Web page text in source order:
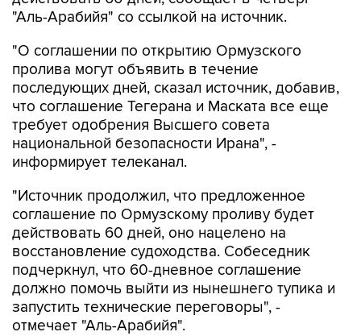
"Аль-Арабийя" со ссылкой на источник.
"О соглашении по открытию Ормузского
пролива могут объявить в течение
последующих дней, сказал источник, добавив,
что соглашение Тегерана и Маската все еще
требует одобрения Высшего совета
национальной безопасности Ирана", -
информирует телеканал.
"Источник продолжил, что предложенное
соглашение по Ормузскому проливу будет
действовать 60 дней, оно нацелено на
восстановление судоходства. Собеседник
подчеркнул, что 60-дневное соглашение
должно помочь выйти из нынешнего тупика и
запустить технические переговоры", -
отмечает "Аль-Арабийя".